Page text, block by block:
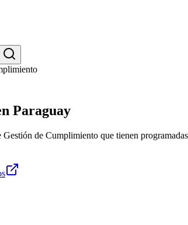
Paraguay
de Cumplimiento que tienen